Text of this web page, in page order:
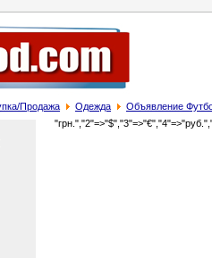
Продажа Одежда Объявление